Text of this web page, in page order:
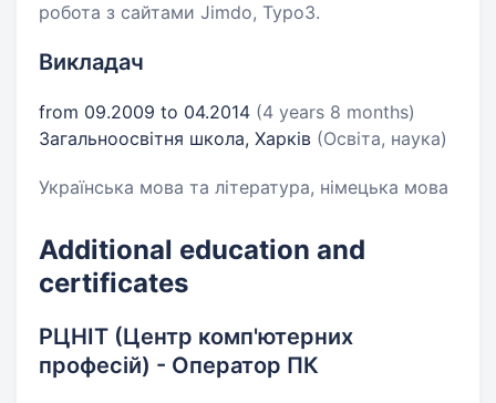
робота з сайтами Jimdo, Typo3.
Викладач
from 09.2009 to 04.2014 (4 years 8 months)
Загальноосвітня школа, Харків (Освіта, наука)
Українська мова та література, німецька мова
Additional education and
certificates
РЦНІТ (Центр комп'ютерних
професій) - Оператор ПК